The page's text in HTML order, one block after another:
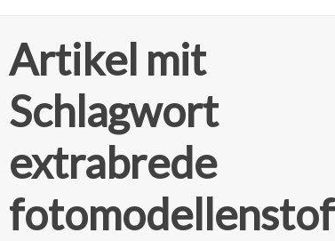
Artikel mit
Schlagwort
extrabrede
fotomodellenstof